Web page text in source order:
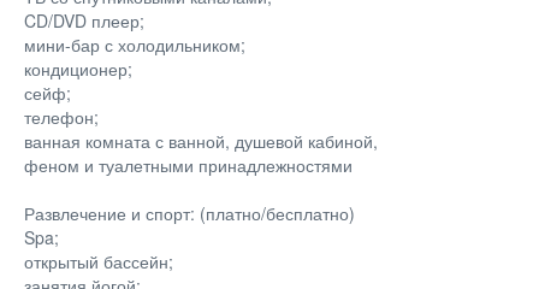
CD/DVD плеер;
мини-бар с холодильником;
кондиционер;
сейф;
телефон;
ванная комната с ванной, душевой кабиной,
феном и туалетными принадлежностями
Развлечение и спорт: (платно/бесплатно)
Spa;
открытый бассейн;